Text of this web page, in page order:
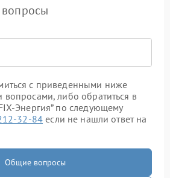
вопросы
с приведенными ниже
вопросами, либо обратиться в
Энергия” по следующему
32-84 если не нашли ответ на
Общие вопросы